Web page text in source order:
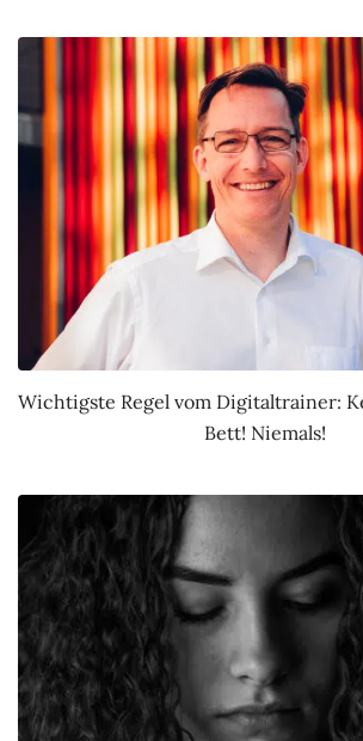
Wichtigste Regel vom Digitaltrainer:
Bett! Niemals!